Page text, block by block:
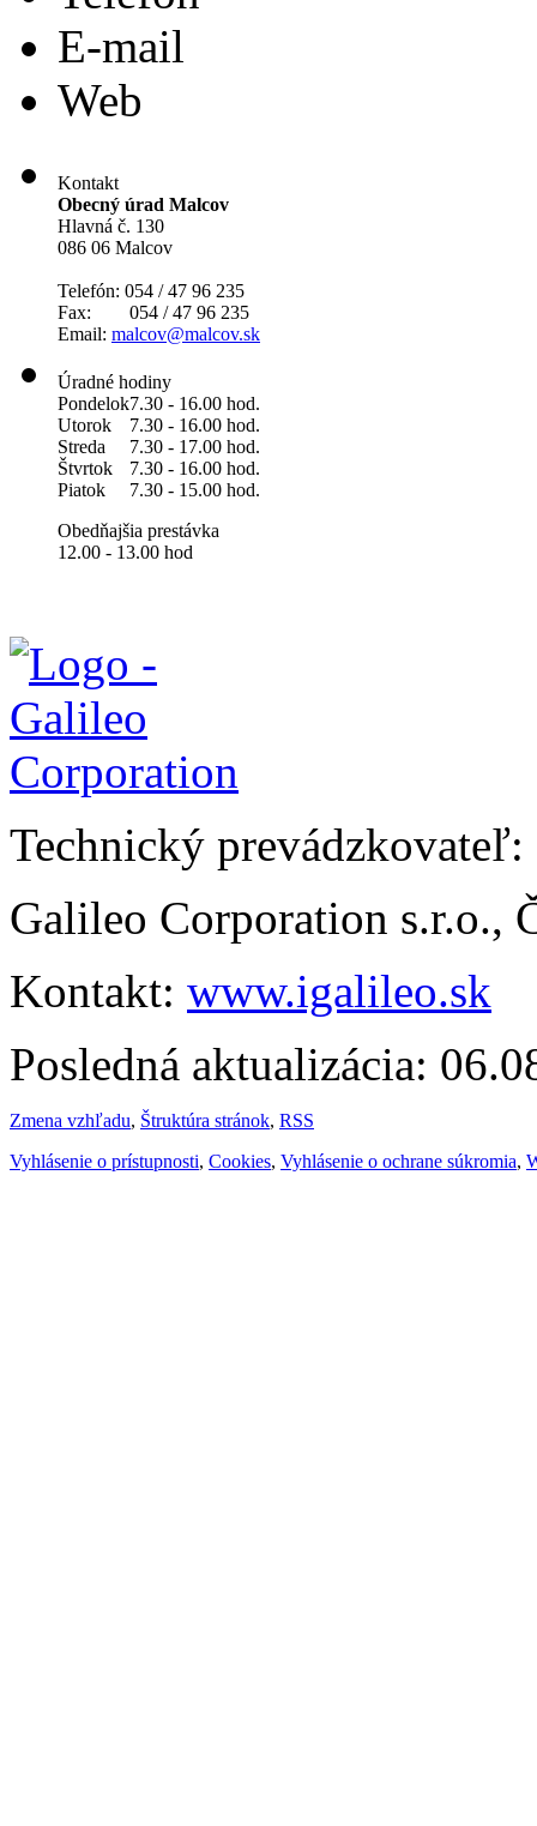
E-mail
Web
Kontakt
Obecný úrad Malcov
Hlavná č. 130
086 06 Malcov
Telefón: 054 / 47 96 235
Fax: 054 / 47 96 235
Email: malcov@malcov.sk
Úradné hodiny
Pondelok7.30 - 16.00 hod.
Utorok
7.30 - 16.00 hod.
Streda
7.30 - 17.00 hod.
Štvrtok
7.30 - 16.00 hod.
Piatok
7.30 - 15.00 hod.
Obedňajšia prestávka
12.00 - 13.00 hod
Technický prevádzkovateľ:
Galileo Corporation s.r.o.,
Kontakt: www.igalileo.sk
Posledná aktualizácia:
Zmena vzhľadu, Štruktúra stránok, RSS
Vyhlásenie o prístupnosti, Cookies, Vyhlásenie o ochrane súkromia,